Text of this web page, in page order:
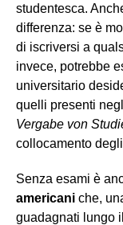
studentesca.
differenza: se è
di iscriversi a
invece, potrebbe
universitario
quelli presenti
Vergabe von
collocamento
Senza esami è
americani che,
guadagnati lungo